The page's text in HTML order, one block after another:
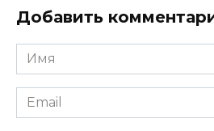
Добавить
Имя
*
Email
*